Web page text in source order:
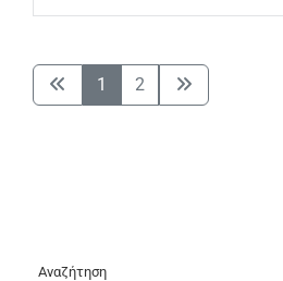
1 2
Αναζήτηση